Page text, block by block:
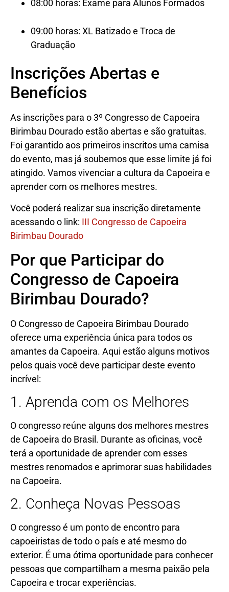
08:00 horas: Exame para Alunos Formados
09:00 horas: XL Batizado e Troca de
Graduação
Inscrições Abertas e
Benefícios
As inscrições para o 3º Congresso de Capoeira
Birimbau Dourado estão abertas e são gratuitas.
Foi garantido aos primeiros inscritos uma camisa
do evento, mas já soubemos que esse limite já foi
atingido. Vamos vivenciar a cultura da Capoeira e
aprender com os melhores mestres.
Você poderá realizar sua inscrição diretamente
acessando o link: III Congresso de Capoeira
Birimbau Dourado
Por que Participar do
Congresso de Capoeira
Birimbau Dourado?
O Congresso de Capoeira Birimbau Dourado
oferece uma experiência única para todos os
amantes da Capoeira. Aqui estão alguns motivos
pelos quais você deve participar deste evento
incrível:
1. Aprenda com os Melhores
O congresso reúne alguns dos melhores mestres
de Capoeira do Brasil. Durante as oficinas, você
terá a oportunidade de aprender com esses
mestres renomados e aprimorar suas habilidades
na Capoeira.
2. Conheça Novas Pessoas
O congresso é um ponto de encontro para
capoeiristas de todo o país e até mesmo do
exterior. É uma ótima oportunidade para conhecer
pessoas que compartilham a mesma paixão pela
Capoeira e trocar experiências.